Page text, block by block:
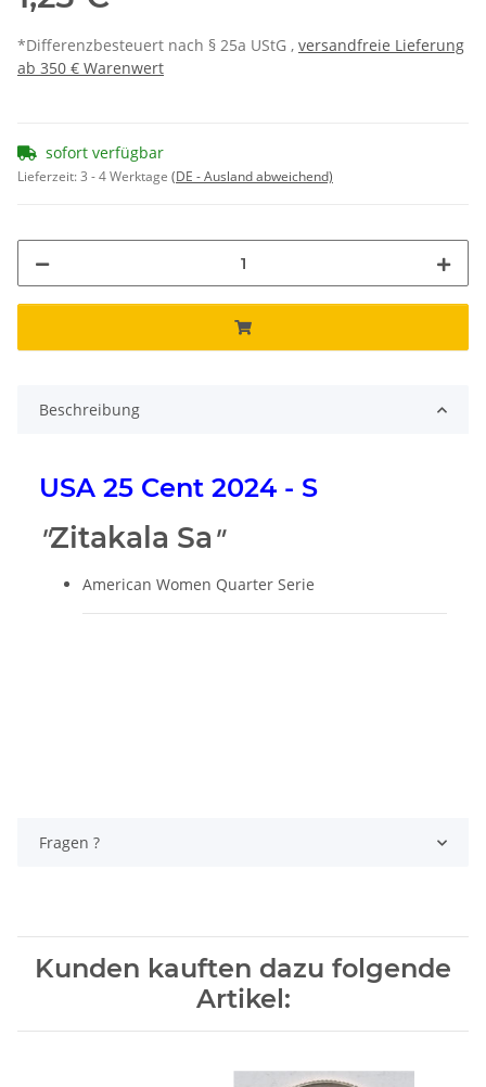
*Differenzbesteuert nach § 25a UStG , versandfreie Lieferung
ab 350 € Warenwert
sofort verfügbar
Lieferzeit:3 - 4 Werktage (DE - Ausland abweichend)
Beschreibung
USA 25 Cent 2024 - S
"Zitakala Sa "
American Women Quarter Serie
Fragen ?
Kunden kauften dazu folgende
Artikel: